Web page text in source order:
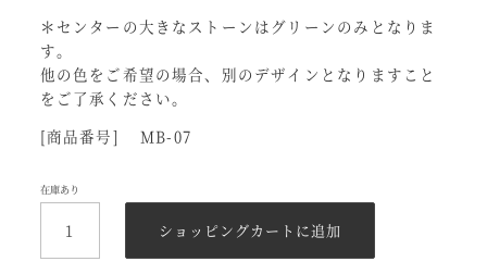
＊センターの大きなストーンはグリーンのみとなりま
す。
他の色をご希望の場合、別のデザインとなりますこと
をご了承ください。
[商品番号] MB-07
在庫あり
ショッピングカートに追加